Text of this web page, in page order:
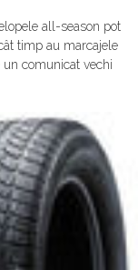
all-season pot
timp au marcajele
comunicat vechi